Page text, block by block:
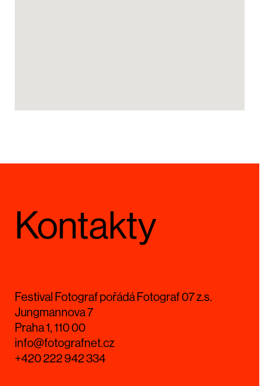
Kontakty
Festival Fotograf pořádá Fotograf 07 z.s.
Jungmannova 7
Praha 1, 110 00
info@fotografnet.cz
+420 222 942 334